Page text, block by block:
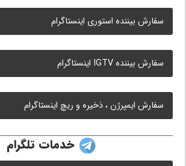
سفارش بیننده استوری اینستاگرام
سفارش بیننده IGTV اینستاگرام
سفارش ایمپرژن ، ذخیره و ریچ اینستاگرام
خدمات تلگرام